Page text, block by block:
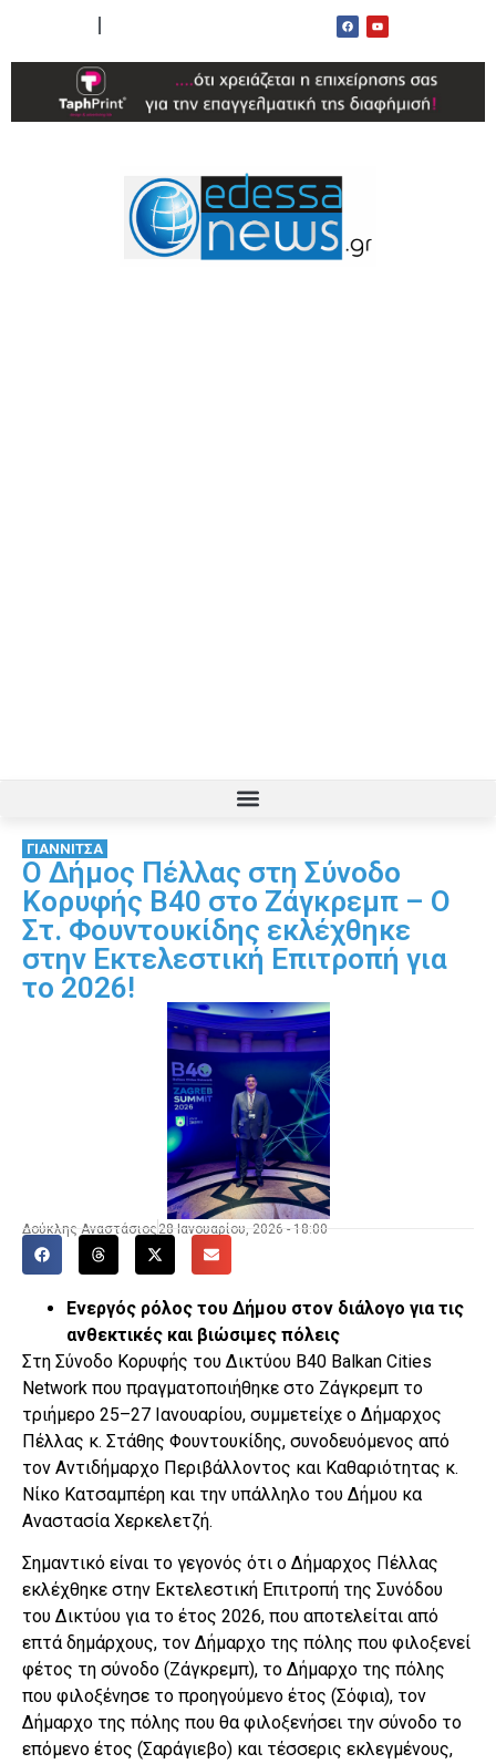
ΓΙΑΝΝΙΤΣΑ
Ο Δήμος Πέλλας στη Σύνοδο
Κορυφής B40 στο Ζάγκρεμπ – Ο
Στ. Φουντουκίδης εκλέχθηκε
στην Εκτελεστική Επιτροπή για
το 2026!
Δούκλης Αναστάσιος 28 Ιανουαρίου, 2026 - 18:00
Ενεργός ρόλος του Δήμου στον διάλογο για τις
ανθεκτικές και βιώσιμες πόλεις
Στη Σύνοδο Κορυφής του Δικτύου B40 Balkan Cities
Network που πραγματοποιήθηκε στο Ζάγκρεμπ το
τριήμερο 25–27 Ιανουαρίου, συμμετείχε ο Δήμαρχος
Πέλλας κ. Στάθης Φουντουκίδης, συνοδευόμενος από
τον Αντιδήμαρχο Περιβάλλοντος και Καθαριότητας κ.
Νίκο Κατσαμπέρη και την υπάλληλο του Δήμου κα
Αναστασία Χερκελετζή.
Σημαντικό είναι το γεγονός ότι ο Δήμαρχος Πέλλας
εκλέχθηκε στην Εκτελεστική Επιτροπή της Συνόδου
του Δικτύου για το έτος 2026, που αποτελείται από
επτά δημάρχους, τον Δήμαρχο της πόλης που φιλοξενεί
φέτος τη σύνοδο (Ζάγκρεμπ), το Δήμαρχο της πόλης
που φιλοξένησε το προηγούμενο έτος (Σόφια), τον
Δήμαρχο της πόλης που θα φιλοξενήσει την σύνοδο το
επόμενο έτος (Σαράγιεβο) και τέσσερις εκλεγμένους,